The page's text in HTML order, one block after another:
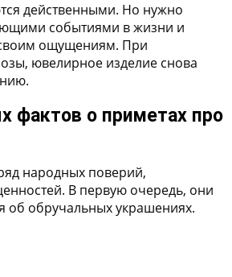
действенными. Но нужно
событиями в жизни и
ощущениям. При
ювелирное изделие снова
фактов о приметах про
народных поверий,
В первую очередь, они
об обручальных украшениях.